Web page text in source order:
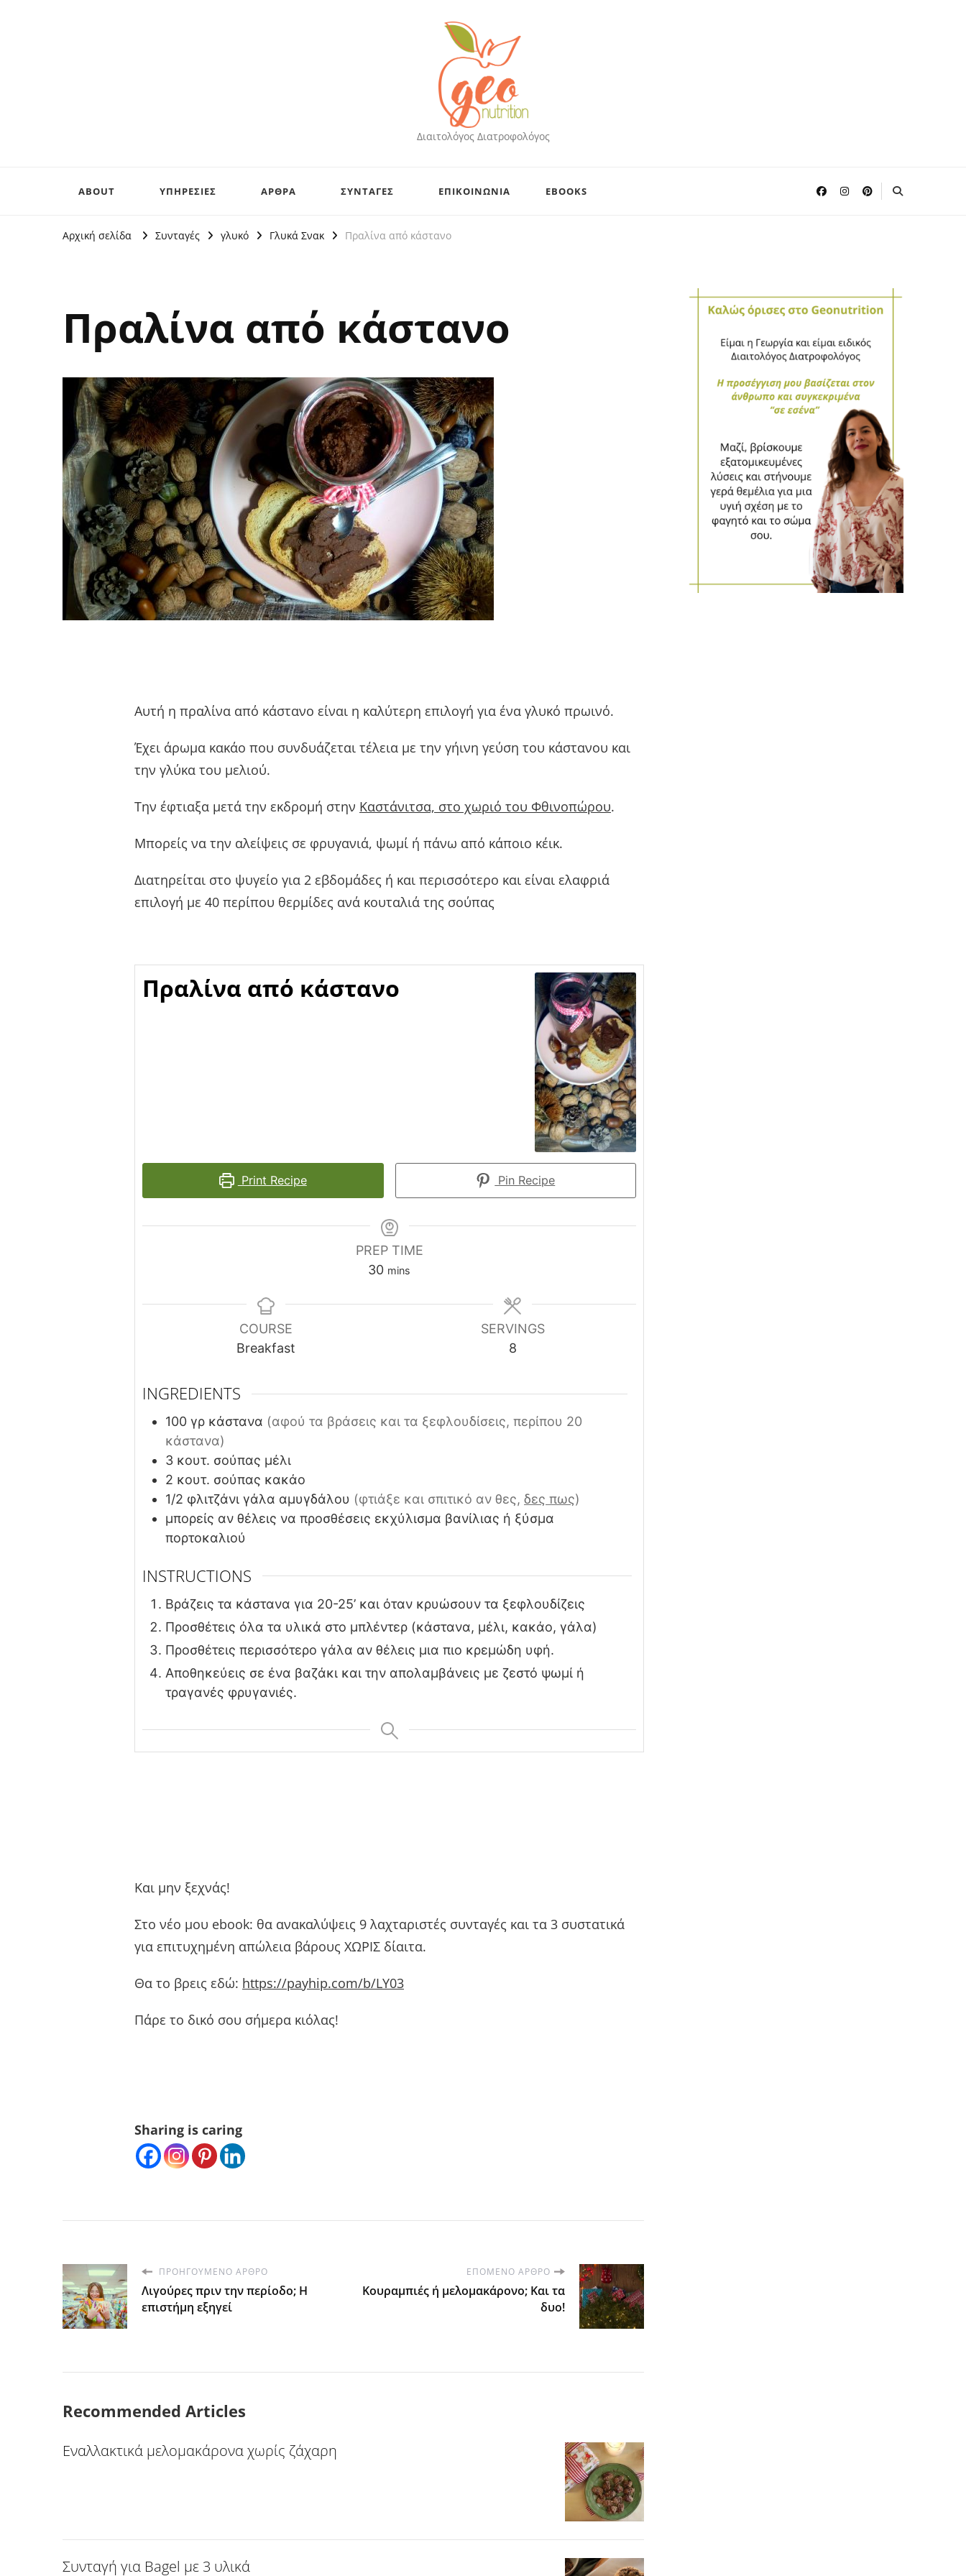
Διαιτολόγος Διατροφολόγος
ABOUT ΥΠΗΡΕΣΙΕΣ ΑΡΘΡΑ ΣΥΝΤΑΓΕΣ ΕΠΙΚΟΙΝΩΝΙΑ EBOOKS
Αρχική σελίδα Συνταγές γλυκό Γλυκά Σνακ Πραλίνα από κάστανο
Πραλίνα από κάστανο
Αυτή η πραλίνα από κάστανο είναι η καλύτερη επιλογή για ένα γλυκό πρωινό.
Έχει άρωμα κακάο που συνδυάζεται τέλεια με την γήινη γεύση του κάστανου και
την γλύκα του μελιού.
Την έφτιαξα μετά την εκδρομή στην Καστάνιτσα, στο χωριό του Φθινοπώρου.
Μπορείς να την αλείψεις σε φρυγανιά, ψωμί ή πάνω από κάποιο κέικ.
Διατηρείται στο ψυγείο για 2 εβδομάδες ή και περισσότερο και είναι ελαφριά
επιλογή με 40 περίπου θερμίδες ανά κουταλιά της σούπας
Πραλίνα από κάστανο
Print Recipe Pin Recipe
PREP TIME
30minutes
mins
COURSE
Breakfast
SERVINGS
8
INGREDIENTS
100 γρ κάστανα (αφού τα βράσεις και τα ξεφλουδίσεις, περίπου 20
κάστανα)
3 κουτ. σούπας μέλι
2 κουτ. σούπας κακάο
1/2 φλιτζάνι γάλα αμυγδάλου (φτιάξε και σπιτικό αν θες, δες πως)
μπορείς αν θέλεις να προσθέσεις εκχύλισμα βανίλιας ή ξύσμα
πορτοκαλιού
INSTRUCTIONS
Βράζεις τα κάστανα για 20-25’ και όταν κρυώσουν τα ξεφλουδίζεις
Προσθέτεις όλα τα υλικά στο μπλέντερ (κάστανα, μέλι, κακάο, γάλα)
Προσθέτεις περισσότερο γάλα αν θέλεις μια πιο κρεμώδη υφή.
Αποθηκεύεις σε ένα βαζάκι και την απολαμβάνεις με ζεστό ψωμί ή
τραγανές φρυγανιές.
Και μην ξεχνάς!
Στο νέο μου ebook: θα ανακαλύψεις 9 λαχταριστές συνταγές και τα 3 συστατικά
για επιτυχημένη απώλεια βάρους ΧΩΡΙΣ δίαιτα.
Θα το βρεις εδώ: https://payhip.com/b/LY03
Πάρε το δικό σου σήμερα κιόλας!
Sharing is caring
ΠΡΟΗΓΟΎΜΕΝΟ ΆΡΘΡΟ
Λιγούρες πριν την περίοδο; Η
επιστήμη εξηγεί
ΕΠΌΜΕΝΟ ΆΡΘΡΟ
Κουραμπιές ή μελομακάρονο; Και τα
δυο!
Recommended Articles
Εναλλακτικά μελομακάρονα χωρίς ζάχαρη
Συνταγή για Bagel με 3 υλικά